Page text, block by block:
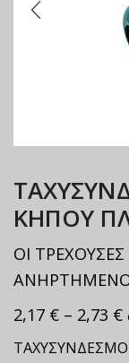
ΚΗΠΟΥ
ΟΙ
ΑΝΗΡΤΗΜΕΝΟ
2,17 € – 2,73 €